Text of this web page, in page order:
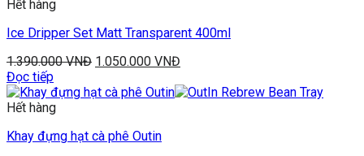
Hết hàng
Ice Dripper Set Matt Transparent 400ml
1.390.000VNĐ 1.050.000 VNĐ
Đọc tiếp
Hết hàng
Khay đựng hạt cà phê Outin